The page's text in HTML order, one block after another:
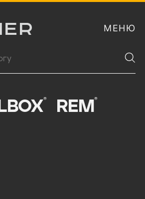
МЕНЮ
® REM ®